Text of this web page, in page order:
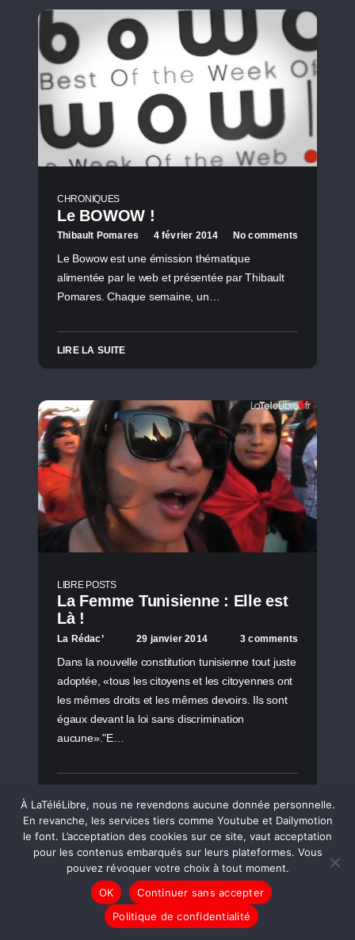
CHRONIQUES
Le BOWOW !
Thibault Pomares 4 février 2014 No comments
Le Bowow est une émission thématique
alimentée par le web et présentée par Thibault
Pomares. Chaque semaine, un…
LIRE LA SUITE
LIBRE POSTS
La Femme Tunisienne : Elle est
Là !
La Rédac’ 29 janvier 2014 3 comments
Dans la nouvelle constitution tunisienne tout juste
adoptée, «tous les citoyens et les citoyennes ont
les mêmes droits et les mêmes devoirs. Ils sont
égaux devant la loi sans discrimination
aucune»."E…
À LaTéléLibre, nous ne revendons aucune donnée personnelle.
En revanche, les services tiers comme Youtube et Dailymotion
le font. L’acceptation des cookies sur ce site, vaut acceptation
pour les contenus embarqués sur leurs plateformes. Vous
pouvez révoquer votre choix à tout moment.
OK
Continuer sans accepter
Politique de confidentialité